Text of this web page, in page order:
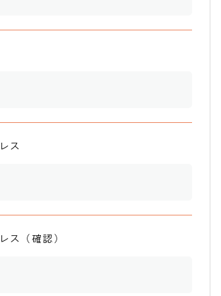
ス
ス（確認）